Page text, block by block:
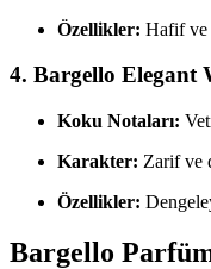
Özellikler: Hafif ve
4. Bargello Elegant
Koku Notaları:
Karakter: Zarif ve
Özellikler:
Bargello